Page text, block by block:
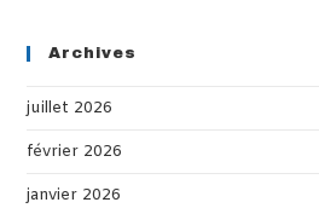
Archives
juillet 2026
février 2026
janvier 2026